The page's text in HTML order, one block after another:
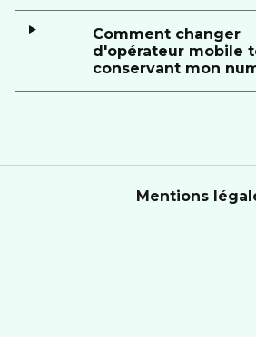
Comment changer
d'opérateur mobile
conservant mon
Mentions